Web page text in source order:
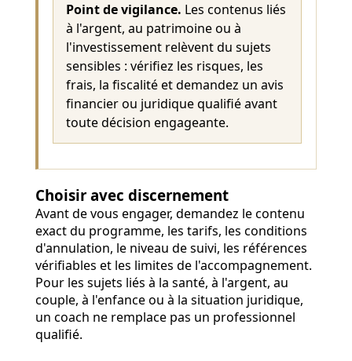
Point de vigilance. Les contenus liés
à l'argent, au patrimoine ou à
l'investissement relèvent du sujets
sensibles : vérifiez les risques, les
frais, la fiscalité et demandez un avis
financier ou juridique qualifié avant
toute décision engageante.
Choisir avec discernement
Avant de vous engager, demandez le contenu
exact du programme, les tarifs, les conditions
d'annulation, le niveau de suivi, les références
vérifiables et les limites de l'accompagnement.
Pour les sujets liés à la santé, à l'argent, au
couple, à l'enfance ou à la situation juridique,
un coach ne remplace pas un professionnel
qualifié.